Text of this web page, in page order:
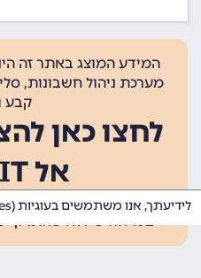
המידע המוצג באתר זה
מערכת ניהול חשבונות,
קבע
לחצו כאן
אל SUMIT
בכל חודש ללא עלות.
לידיעתך, אנו משתמשים בעוגיות (cookies) באתר זה.